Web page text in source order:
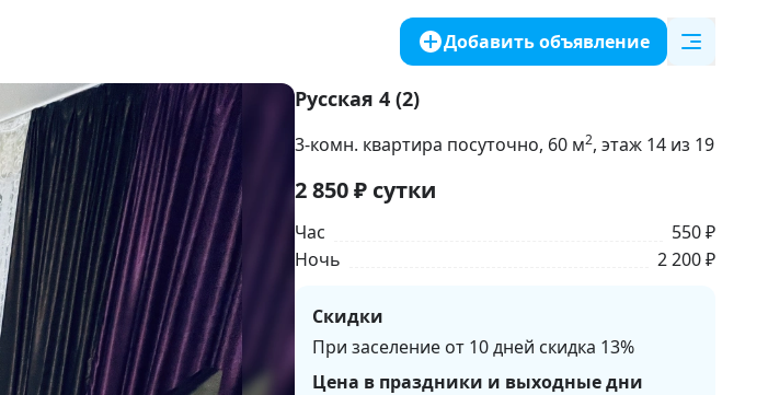
Добавить объявление
Русская 4 (2)
3-комн. квартира посуточно, 60 м2, этаж 14 из 19
2 850₽ сутки
Час
550 ₽
Ночь
2 200 ₽
Скидки
При заселение от 10 дней скидка 13%
Цена в праздники и выходные дни